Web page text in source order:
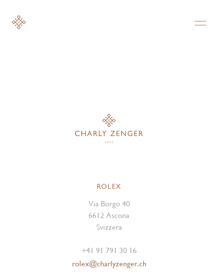
ROLEX
Via Borgo 40
6612 Ascona
Svizzera
+41 91 791 30 16
rolex@charlyzenger.ch